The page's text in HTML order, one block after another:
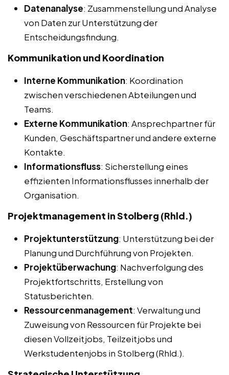
Datenanalyse: Zusammenstellung und Analyse
von Daten zur Unterstützung der
Entscheidungsfindung.
Kommunikation und Koordination
Interne Kommunikation: Koordination
zwischen verschiedenen Abteilungen und
Teams.
Externe Kommunikation: Ansprechpartner für
Kunden, Geschäftspartner und andere externe
Kontakte.
Informationsfluss: Sicherstellung eines
effizienten Informationsflusses innerhalb der
Organisation.
Projektmanagement in Stolberg (Rhld.)
Projektunterstützung: Unterstützung bei der
Planung und Durchführung von Projekten.
Projektüberwachung: Nachverfolgung des
Projektfortschritts, Erstellung von
Statusberichten.
Ressourcenmanagement: Verwaltung und
Zuweisung von Ressourcen für Projekte bei
diesen Vollzeitjobs, Teilzeitjobs und
Werkstudentenjobs in Stolberg (Rhld.).